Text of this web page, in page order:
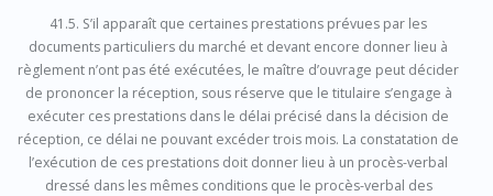
41.5. S’il apparaît que certaines prestations prévues par les
documents particuliers du marché et devant encore donner lieu à
règlement n’ont pas été exécutées, le maître d’ouvrage peut décider
de prononcer la réception, sous réserve que le titulaire s’engage à
exécuter ces prestations dans le délai précisé dans la décision de
réception, ce délai ne pouvant excéder trois mois. La constatation de
l’exécution de ces prestations doit donner lieu à un procès-verbal
dressé dans les mêmes conditions que le procès-verbal des